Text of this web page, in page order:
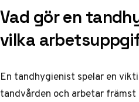
Vad gör en
vilka
En tandhygienist spelar en
tandvården och arbetar